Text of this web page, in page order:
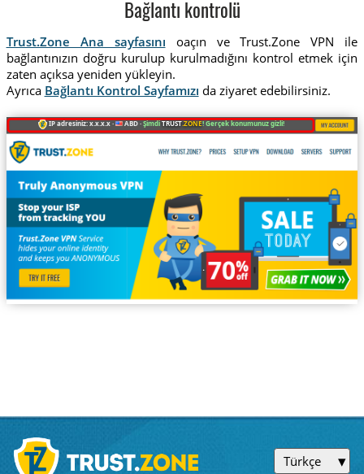
Bağlantı kontrolü
Trust.Zone Ana sayfasını oaçın ve Trust.Zone VPN ile
bağlantınızın doğru kurulup kurulmadığını kontrol etmek için
zaten açıksa yeniden yükleyin.
Ayrıca Bağlantı Kontrol Sayfamızı da ziyaret edebilirsiniz.
IP adresiniz: x.x.x.x · ABD ·ŞimdiTRUST.ZONE! Gerçek konumunuz gizli!
Türkçe